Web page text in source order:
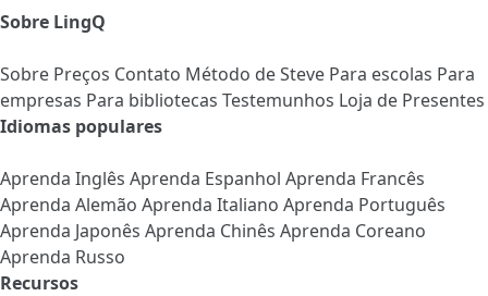
Sobre LingQ
Sobre Preços Contato Método de Steve Para escolas Para
empresas Para bibliotecas Testemunhos Loja de Presentes
Idiomas populares
Aprenda Inglês Aprenda Espanhol Aprenda Francês
Aprenda Alemão Aprenda Italiano Aprenda Português
Aprenda Japonês Aprenda Chinês Aprenda Coreano
Aprenda Russo
Recursos